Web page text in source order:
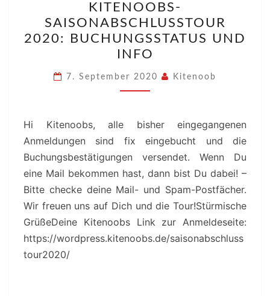
2020:
BUCHUNGSSTATUS
UND
INFO
KITENOOBS-
SAISONABSCHLUSSTOUR
2020: BUCHUNGSSTATUS UND
INFO
7. September 2020 Kitenoob
Hi Kitenoobs, alle bisher eingegangenen
Anmeldungen sind fix eingebucht und die
Buchungsbestätigungen versendet. Wenn Du
eine Mail bekommen hast, dann bist Du dabei! –
Bitte checke deine Mail- und Spam-Postfächer.
Wir freuen uns auf Dich und die Tour!Stürmische
GrüßeDeine Kitenoobs Link zur Anmeldeseite:
https://wordpress.kitenoobs.de/saisonabschluss
tour2020/